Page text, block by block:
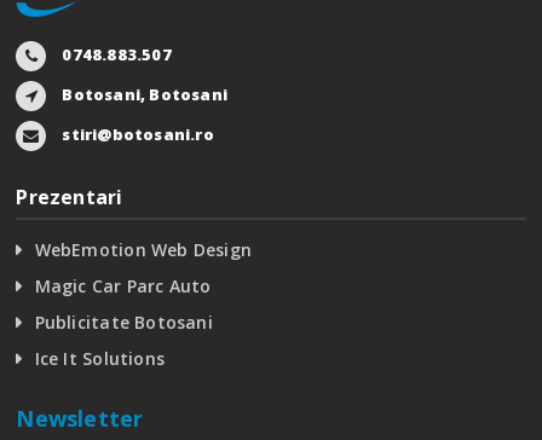
0748.883.507
Botosani, Botosani
stiri@botosani.ro
Prezentari
WebEmotion Web Design
Magic Car Parc Auto
Publicitate Botosani
Ice It Solutions
Newsletter